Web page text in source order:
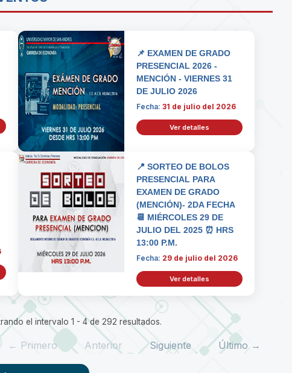
📌 EXAMEN DE GRADO
PRESENCIAL 2026 -
MENCIÓN - VIERNES 31
DE JULIO 2026
Fecha:31 de julio del 2026
Ver detalles
📍 SORTEO DE BOLOS
PRESENCIAL PARA
EXAMEN DE GRADO
(MENCIÓN)- 2DA FECHA
📆 MIÉRCOLES 29 DE
JULIO DEL 2025 ⏰ HRS
13:00 P.M.
Fecha: 29 de julio del 2026
Ver detalles
el intervalo 1 - 4 de 292 resultados.
← Primero Anterior Siguiente Último →